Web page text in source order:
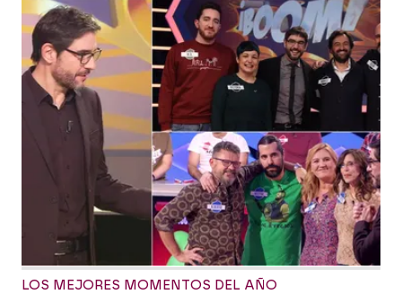
LOS MEJORES MOMENTOS DEL AÑO